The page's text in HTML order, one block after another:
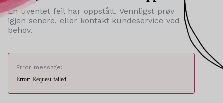
En uventet feil har oppstått. Vennligst prøv
igjen senere, eller kontakt kundeservice ved
behov.
Error message:
Error: Request failed